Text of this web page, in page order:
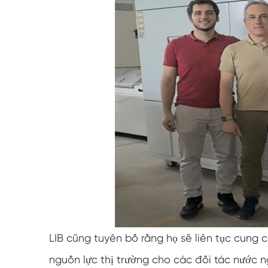
LIB cũng tuyên bố rằng họ sẽ liên tục cung
nguồn lực thị trường cho các đối tác nước